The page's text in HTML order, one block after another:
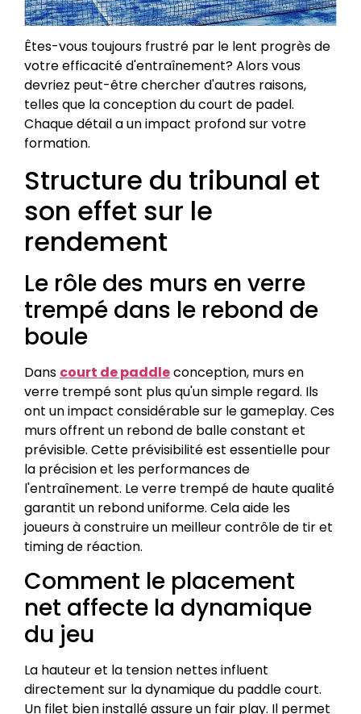
Êtes-vous toujours frustré par le lent progrès de
votre efficacité d'entraînement? Alors vous
devriez peut-être chercher d'autres raisons,
telles que la conception du court de padel.
Chaque détail a un impact profond sur votre
formation.
Structure du tribunal et
son effet sur le
rendement
Le rôle des murs en verre
trempé dans le rebond de
boule
Dans court de paddleconception, murs en
verre trempé sont plus qu'un simple regard. Ils
ont un impact considérable sur le gameplay. Ces
murs offrent un rebond de balle constant et
prévisible. Cette prévisibilité est essentielle pour
la précision et les performances de
l'entraînement. Le verre trempé de haute qualité
garantit un rebond uniforme. Cela aide les
joueurs à construire un meilleur contrôle de tir et
timing de réaction.
Comment le placement
net affecte la dynamique
du jeu
La hauteur et la tension nettes influent
directement sur la dynamique du paddle court.
Un filet bien installé assure un fair play. Il permet